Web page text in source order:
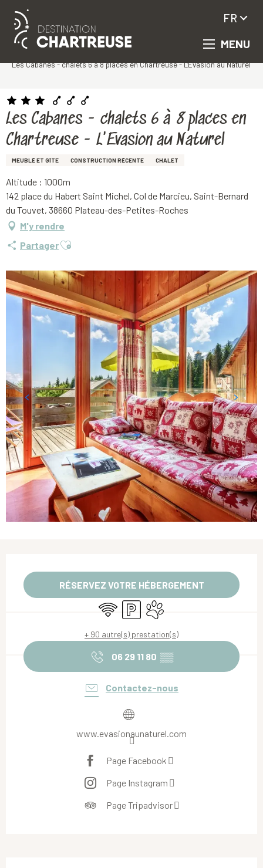
Aller
MENU
FR
Les Cabanes - chalets 6 à 8 places en Chartreuse - L'Evasion au Naturel
Les Cabanes - chalets 6 à 8 places en
Chartreuse - L'Evasion au Naturel
MEUBLÉ ET GÎTE CONSTRUCTION RÉCENTE CHALET
Altitude : 1000m
142 place du Habert Saint Michel, Col de Marcieu, Saint-Bernard
du Touvet, 38660 Plateau-des-Petites-Roches
M'y rendre
PartagerAjouter aux favoris
RÉSERVEZ VOTRE HÉBERGEMENT
WiFi ParkingAnimaux acceptés
+ 90 autre(s) prestation(s)
06 29 11 80 ▒▒
Contactez-nous
www.evasionaunaturel.com
Page Facebook
Page Instagram
Page Tripadvisor